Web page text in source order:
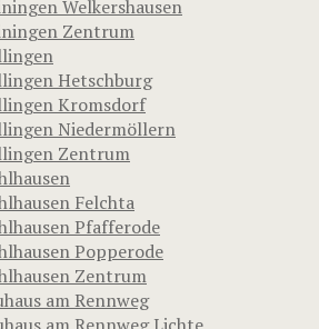
Welkershausen
Zentrum
Hetschburg
Kromsdorf
Niedermöllern
Zentrum
Felchta
Pfafferode
Popperode
Zentrum
am Rennweg